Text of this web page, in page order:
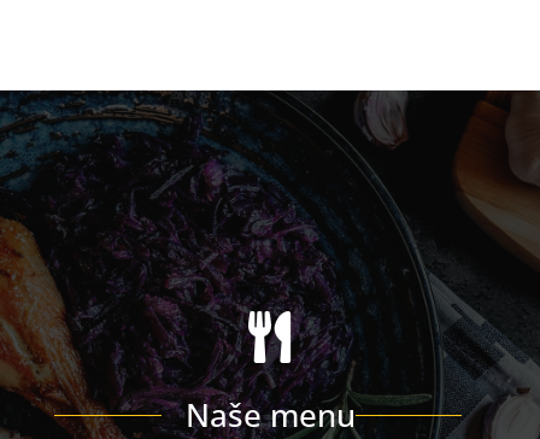

Naše menu